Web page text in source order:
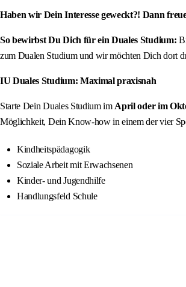
Haben wir Dein Interesse geweckt?! Dann
So bewirbst Du Dich für ein Duales Studium:
zum Dualen Studium und wir möchten Dich dort
IU Duales Studium: Maximal praxisnah
Starte Dein Duales Studium im April oder im
Möglichkeit, Dein Know-how in einem der vier
Kindheitspädagogik
Soziale Arbeit mit Erwachsenen
Kinder- und Jugendhilfe
Handlungsfeld Schule